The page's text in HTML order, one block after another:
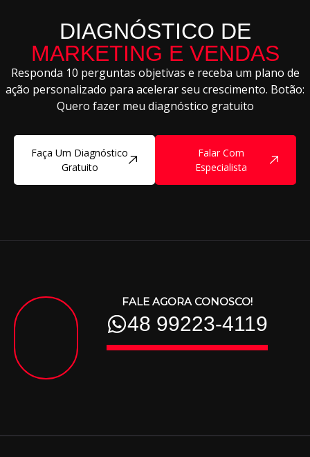
DIAGNÓSTICO DE
MARKETING E VENDAS
Responda 10 perguntas objetivas e receba um plano de
ação personalizado para acelerar seu crescimento. Botão:
Quero fazer meu diagnóstico gratuito
Faça Um Diagnóstico
Gratuito
Falar Com
Especialista
FALE AGORA CONOSCO!
48 99223-4119